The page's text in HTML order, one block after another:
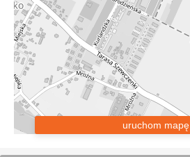
uruchom mapę